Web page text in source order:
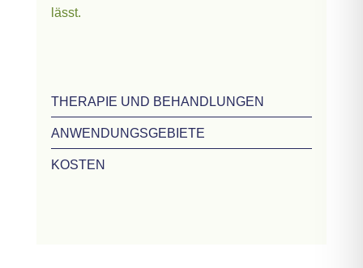
lässt.
THERAPIE UND BEHANDLUNGEN
ANWENDUNGSGEBIETE
KOSTEN